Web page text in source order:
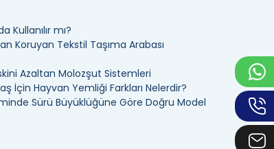
Kullanılır mı?
Koruyan Tekstil Taşıma Arabası
Azaltan Molozşut Sistemleri
İçin Hayvan Yemliği Farkları Nelerdir?
Sürü Büyüklüğüne Göre Doğru Model